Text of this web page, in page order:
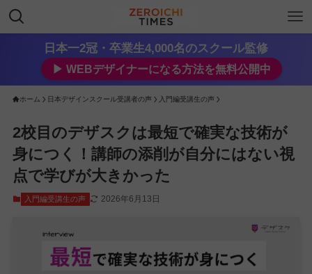
日本一2冠・卒業生4,000名のスクール監修
▶︎ WEBデザイナーになる方法を無料公開中
ホーム 日本デザインスクール受講者の声 入門編受講生の声
2校目のデザスクは最短で確実な技術が
身につく！講師の添削が自分にはない視
点で学びが大きかった
入門編受講生の声 2026年6月13日